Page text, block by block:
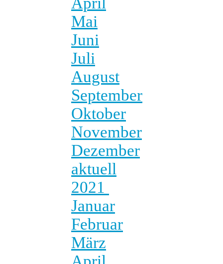
Mai
Juni
Juli
August
September
Oktober
November
Dezember
aktuell
2021
Januar
Februar
März